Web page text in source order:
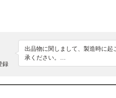
録
出品物に関しまして、製造時に起
承ください。
箱や付属の紙タグなど商品に直
迅速な対応が困難な場合がござ